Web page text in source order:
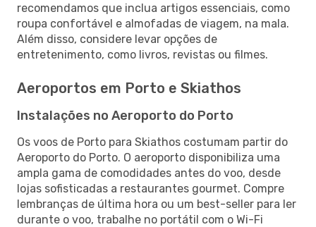
recomendamos que inclua artigos essenciais, como
roupa confortável e almofadas de viagem, na mala.
Além disso, considere levar opções de
entretenimento, como livros, revistas ou filmes.
Aeroportos em Porto e Skiathos
Instalações no Aeroporto do Porto
Os voos de Porto para Skiathos costumam partir do
Aeroporto do Porto. O aeroporto disponibiliza uma
ampla gama de comodidades antes do voo, desde
lojas sofisticadas a restaurantes gourmet. Compre
lembranças de última hora ou um best-seller para ler
durante o voo, trabalhe no portátil com o Wi-Fi